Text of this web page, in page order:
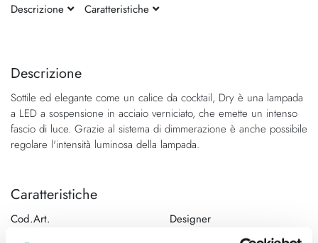
fine
galleria
di
immagini
della
di
immagini
Descrizione
Sottile ed elegante come un calice da cocktail, Dry è una lampada
a LED a sospensione in acciaio verniciato, che emette un intenso
fascio di luce. Grazie al sistema di dimmerazione è anche possibile
regolare l'intensità luminosa della lampada.
Caratteristiche
Cod.Art.
Designer
Dante Donegani e Giovanni
Descrizione
Caratteristiche